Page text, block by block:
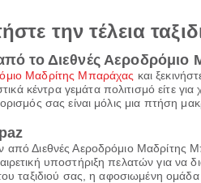
την τέλεια
το Διεθνές Αεροδρόμιο
Μαδρίτης Μπαράχας και
κέντρα γεμάτα πολιτισμό είτε
σας είναι μόλις μια πτήση
Διεθνές Αεροδρόμιο Μαδρίτης
υποστήριξη πελατών για να
ταξιδιού σας, η αφοσιωμένη